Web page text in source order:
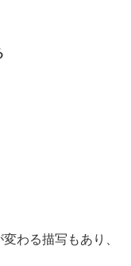
わる描写もあり、